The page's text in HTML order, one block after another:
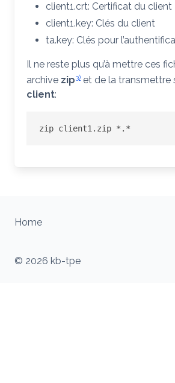
client1.crt: Certificat du client
client1.key: Clés du client
ta.key: Clés pour
Il ne reste plus qu’à mettre ces
archive zip3) et de la transmettre
client:
zip client1.zip *.*
© 2026 kb-tpe
Home